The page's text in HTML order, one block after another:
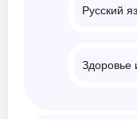
Русский
Здоровье